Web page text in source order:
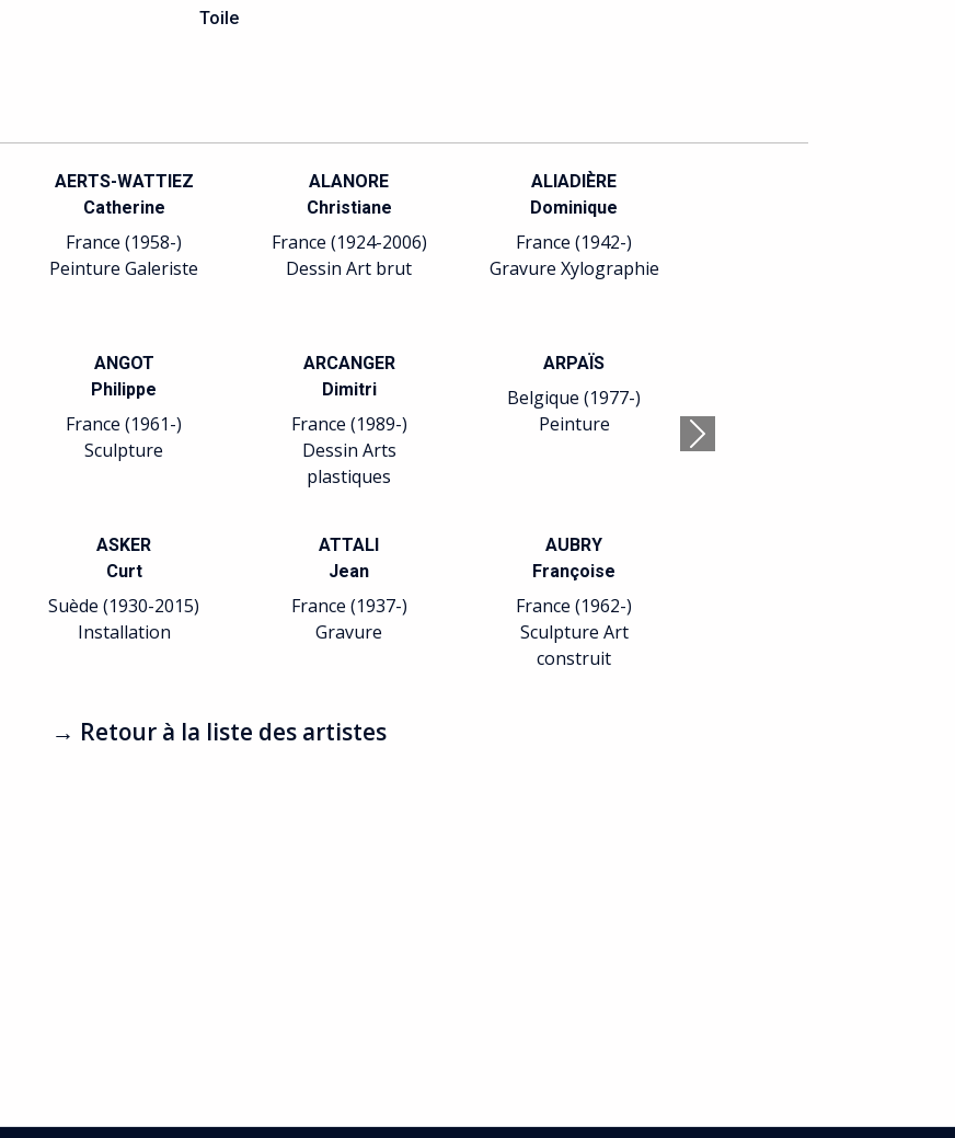
Toile
AERTS-WATTIEZ
Catherine
France (1958-)
Peinture Galeriste
ALANORE
Christiane
France (1924-2006)
Dessin Art brut
ALIADIÈRE
Dominique
France (1942-)
Gravure Xylographie
ANGOT
Philippe
France (1961-)
Sculpture
ARCANGER
Dimitri
France (1989-)
Dessin Arts
plastiques
ARPAÏS
Belgique (1977-)
Peinture
ASKER
Curt
Suède (1930-2015)
Installation
ATTALI
Jean
France (1937-)
Gravure
AUBRY
Françoise
France (1962-)
Sculpture Art
construit
Suivant
→ Retour à la liste des artistes